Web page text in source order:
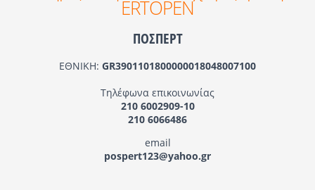
ERTOPEN
ΠΟΣΠΕΡΤ
ΕΘΝΙΚΗ: GR3901101800000018048007100
Τηλέφωνα επικοινωνίας
210 6002909-10
210 6066486
email
pospert123@yahoo.gr